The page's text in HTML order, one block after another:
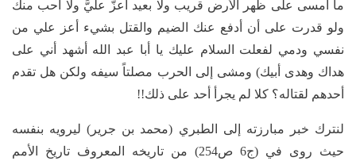
ما أمسى على ظهر الأرض قريب ولا بعيد أعزّ عليَّ ولا أحب منك
ولو قدرت على أن أدفع عنك الضيم والقتل بشيء أعز علي من
نفسي ودمي لفعلت السلام عليك يا أبا عبد الله أشهد أني على
هداك وهدى أبيك) ومشى إلى الحرب مصلتاً سيفه ولكن هل تقدم
أحدهم لقتاله؟ كلا لم يجرأ أحد على ذلك!!
لنترك خبر مبارزته إلى الطبري (محمد بن جرير) ليرويه بنفسه
حيث روى في (ج6 ص254) من تاريخه المعروف تاريخ الأمم